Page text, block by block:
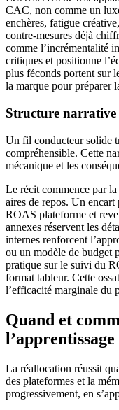
CAC, non comme un
enchères, fatigue
contre-mesures déjà
comme l’incrémentalité
critiques et positionne
plus féconds portent sur
la marque pour préparer
Structure
Un fil conducteur solide
compréhensible. Cette
mécanique et les
Le récit commence par
aires de repos. Un
ROAS plateforme et
annexes réservent les
internes renforcent
ou un modèle de budget
pratique sur le suivi du
format tableur. Cette
l’efficacité marginale du
Quand et
l’apprentissage
La réallocation réussit
des plateformes et la
progressivement, en